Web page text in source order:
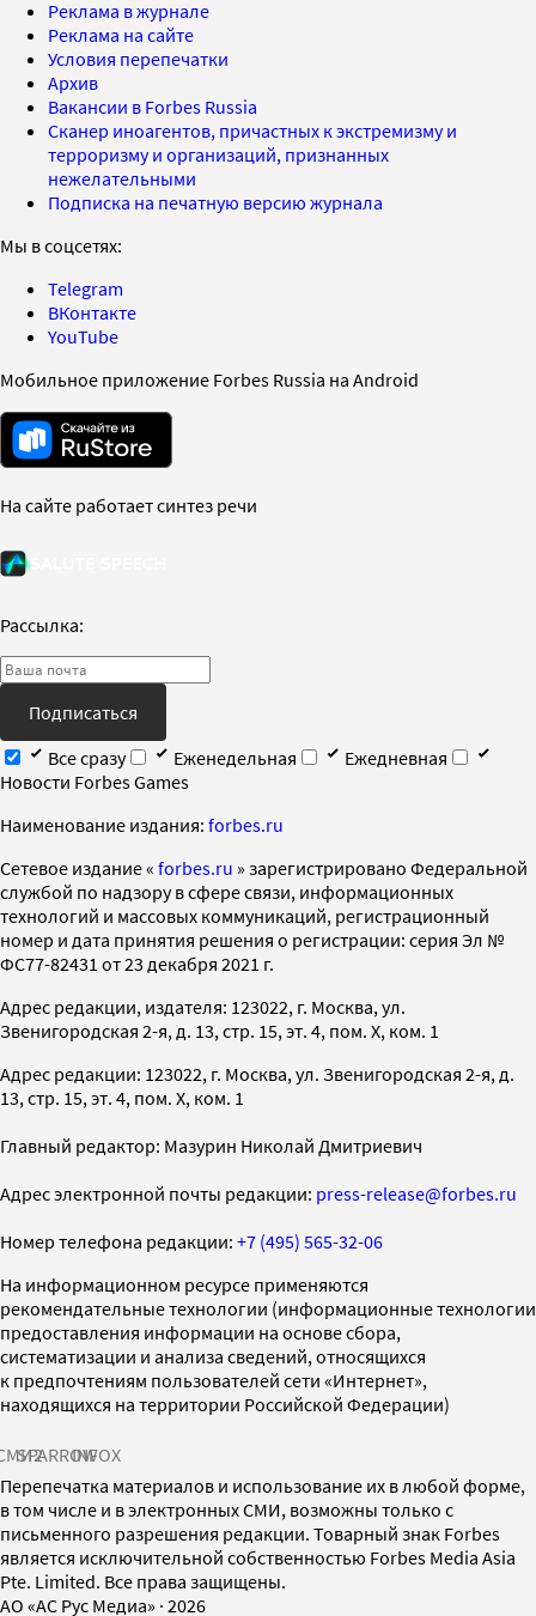
Реклама в журнале
Реклама на сайте
Условия перепечатки
Архив
Вакансии в Forbes Russia
Сканер иноагентов, причастных к экстремизму и
терроризму и организаций, признанных
нежелательными
Подписка на печатную версию журнала
Мы в соцсетях:
Telegram
ВКонтакте
YouTube
Мобильное приложение Forbes Russia на Android
На сайте работает синтез речи
Рассылка:
Подписаться
Все сразу
Еженедельная
Ежедневная
Новости Forbes Games
Наименование издания: forbes.ru
Cетевое издание « forbes.ru » зарегистрировано Федеральной
службой по надзору в сфере связи, информационных
технологий и массовых коммуникаций, регистрационный
номер и дата принятия решения о регистрации: серия Эл №
ФС77-82431 от 23 декабря 2021 г.
Адрес редакции, издателя: 123022, г. Москва, ул.
Звенигородская 2-я, д. 13, стр. 15, эт. 4, пом. X, ком. 1
Адрес редакции: 123022, г. Москва, ул. Звенигородская 2-я, д.
13, стр. 15, эт. 4, пом. X, ком. 1
Главный редактор: Мазурин Николай Дмитриевич
Адрес электронной почты редакции: press-release@forbes.ru
Номер телефона редакции: +7 (495) 565-32-06
На информационном ресурсе применяются
рекомендательные технологии (информационные технологии
предоставления информации на основе сбора,
систематизации и анализа сведений, относящихся
к предпочтениям пользователей сети «Интернет»,
находящихся на территории Российской Федерации)
SPARROWINFOX
Перепечатка материалов и использование их в любой форме,
в том числе и в электронных СМИ, возможны только с
письменного разрешения редакции. Товарный знак Forbes
является исключительной собственностью Forbes Media Asia
Pte. Limited. Все права защищены.
AO «АС Рус Медиа» · 2026